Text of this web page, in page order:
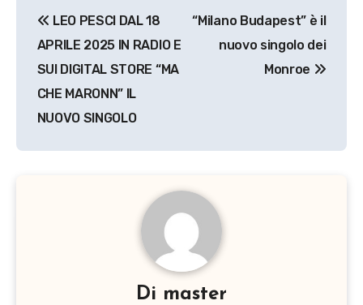
articoli
LEO PESCI DAL 18
APRILE 2025 IN RADIO E
SUI DIGITAL STORE “MA
CHE MARONN” IL
NUOVO SINGOLO
“Milano Budapest” è il
nuovo singolo dei
Monroe
Di master